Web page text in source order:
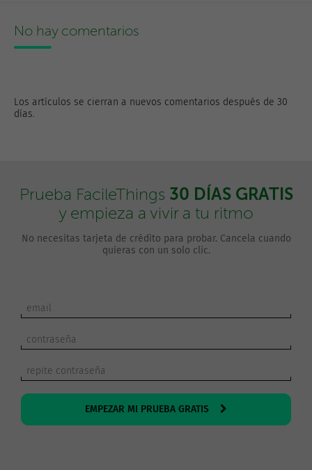
No hay comentarios
Los artículos se cierran a nuevos comentarios después de 30
días.
Prueba FacileThings 30 DÍAS GRATIS
y empieza a vivir a tu ritmo
No necesitas tarjeta de crédito para probar. Cancela cuando
quieras con un solo clic.